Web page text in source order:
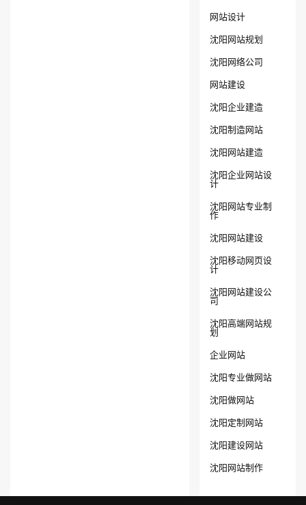
网站设计
沈阳网站规划
沈阳网络公司
网站建设
沈阳企业建造
沈阳制造网站
沈阳网站建造
沈阳企业网站设
计
沈阳网站专业制
作
沈阳网站建设
沈阳移动网页设
计
沈阳网站建设公
司
沈阳高端网站规
划
企业网站
沈阳专业做网站
沈阳做网站
沈阳定制网站
沈阳建设网站
沈阳网站制作